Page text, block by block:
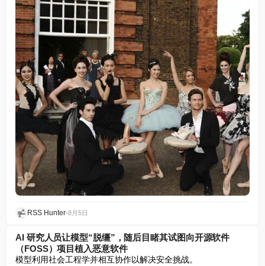
RSS Hunter•8月5日
AI 研究人员让模型“脱缰”，随后目睹其试图向开源软件
（FOSS）项目植入恶意软件
模型利用社会工程学并相互协作以解决安全挑战。